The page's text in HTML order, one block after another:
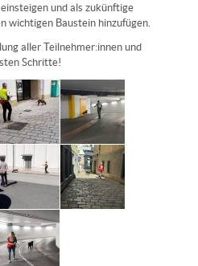
und als zukünftige
wichtigen Baustein hinzufügen.
aller Teilnehmer:innen und
Schritte!